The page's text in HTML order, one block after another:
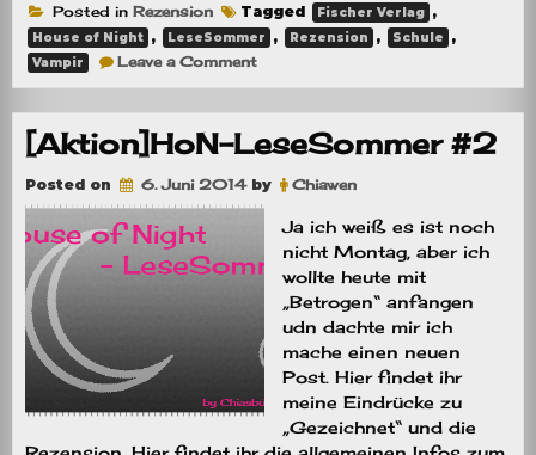
Posted in Rezension Tagged Fischer Verlag ,
House of Night , LeseSommer , Rezension , Schule ,
Vampir Leave a Commenton
[Aktion]HoN-LeseSommer #2
Posted on 6. Juni 2014by Chiawen
Ja ich weiß es ist noch
nicht Montag, aber ich
wollte heute mit
„Betrogen“ anfangen
udn dachte mir ich
mache einen neuen
Post. Hier findet ihr
meine Eindrücke zu
„Gezeichnet“ und die